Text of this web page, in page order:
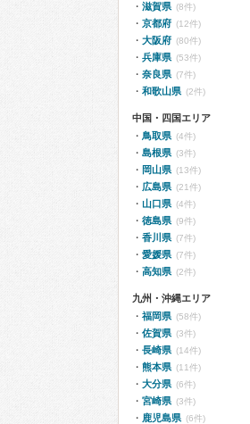
滋賀県 (8件)
京都府 (12件)
大阪府 (80件)
兵庫県 (53件)
奈良県 (7件)
和歌山県 (2件)
中国・四国エリア
鳥取県 (4件)
島根県 (3件)
岡山県 (13件)
広島県 (21件)
山口県 (4件)
徳島県 (9件)
香川県 (7件)
愛媛県 (7件)
高知県 (2件)
九州・沖縄エリア
福岡県 (58件)
佐賀県 (3件)
長崎県 (14件)
熊本県 (11件)
大分県 (6件)
宮崎県 (3件)
鹿児島県 (6件)